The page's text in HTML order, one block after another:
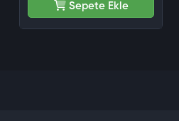
Sepete Ekle